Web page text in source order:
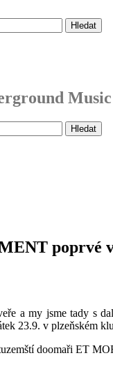
Music
poprvé
a my jsme tady s
23.9. v plzeňském
doomaři ET